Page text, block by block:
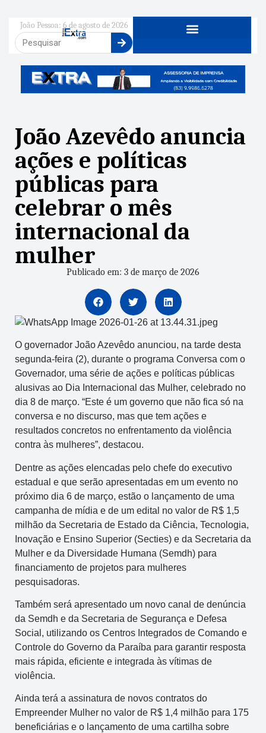
João Pessoa: 6 de agosto de 2026
João Azevêdo anuncia
ações e políticas
públicas para
celebrar o mês
internacional da
mulher
Publicado em: 3 de março de 2026
O governador João Azevêdo anunciou, na tarde desta
segunda-feira (2), durante o programa Conversa com o
Governador, uma série de ações e políticas públicas
alusivas ao Dia Internacional das Mulher, celebrado no
dia 8 de março. “Este é um governo que não fica só na
conversa e no discurso, mas que tem ações e
resultados concretos no enfrentamento da violência
contra às mulheres”, destacou.
Dentre as ações elencadas pelo chefe do executivo
estadual e que serão apresentadas em um evento no
próximo dia 6 de março, estão o lançamento de uma
campanha de mídia e de um edital no valor de R$ 1,5
milhão da Secretaria de Estado da Ciência, Tecnologia,
Inovação e Ensino Superior (Secties) e da Secretaria da
Mulher e da Diversidade Humana (Semdh) para
financiamento de projetos para mulheres
pesquisadoras.
Também será apresentado um novo canal de denúncia
da Semdh e da Secretaria de Segurança e Defesa
Social, utilizando os Centros Integrados de Comando e
Controle do Governo da Paraíba para garantir resposta
mais rápida, eficiente e integrada às vítimas de
violência.
Ainda terá a assinatura de novos contratos do
Empreender Mulher no valor de R$ 1,4 milhão para 175
beneficiárias e o lançamento de uma cartilha sobre